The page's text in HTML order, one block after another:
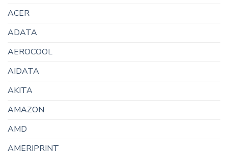
ACER
ADATA
AEROCOOL
AIDATA
AKITA
AMAZON
AMD
AMERIPRINT